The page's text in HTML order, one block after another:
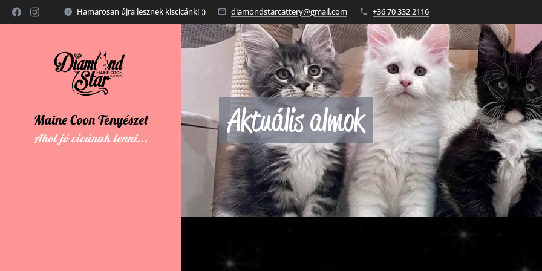
Hamarosan újra lesznek kiscicánk! :) diamondstarcattery@gmail.com +36 70 332 2116
MaineCoonTenyészet
Ahol jó cicának lenni... Aktuális almok